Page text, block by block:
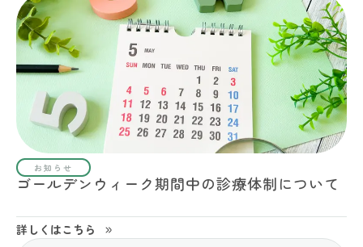
お知らせ
ゴールデンウィーク期間中の診療体制について
詳しくはこちら